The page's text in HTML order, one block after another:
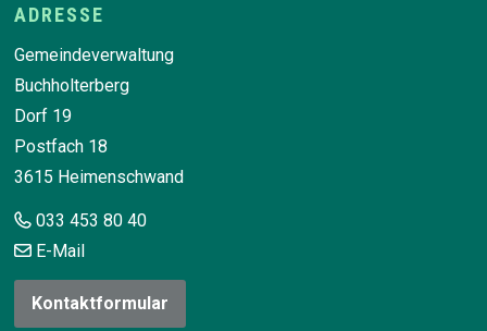
Footer
ADRESSE
Gemeindeverwaltung
Buchholterberg
Dorf 19
Postfach 18
3615 Heimenschwand
033 453 80 40
E-Mail
Kontaktformular